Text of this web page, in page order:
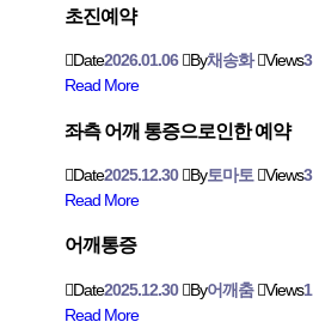
초진예약
Date2026.01.06 By채송화 Views3
Read More
좌측 어깨 통증으로인한 예약
Date2025.12.30 By토마토 Views3
Read More
어깨통증
Date2025.12.30 By어깨춤 Views1
Read More